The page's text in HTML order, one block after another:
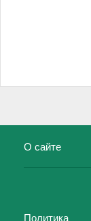
О сайте
Политика